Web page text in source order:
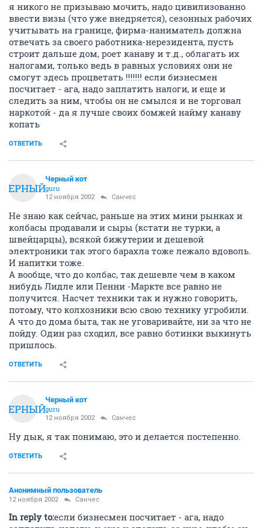
я никого не призываю мочить, надо цивилизованно
ввести визы (что уже внедряется), сезонных рабочих
учитывать на границе, фирма-наниматель должна
отвечать за своего работника-нерезидента, пусть
строит дальше дом, роет канаву и т.д., облагать их
налогами, только ведь в равных условиях они не
смогут здесь процветать !!!!!!! если бизнесмен
посчитает - ага, надо заплатить налоги, и еще и
следить за ним, чтобы он не смылся и не торговал
наркотой - да я лучше своих бомжей найму канаву
копать
ОТВЕТИТЬ
ЧЕРНЫЙ
Черный кот
guru
12 ноября 2002 Санчес
Не знаю как сейчас, раньше на этих мини рынках и
колбасы продавали и сыры (кстати не турки, а
швейцарцы), всякой бижутерии и дешевой
электроники так этого барахла тоже лежало вдоволь.
И напитки тоже.
А вообще, что до колбас, так дешевле чем в каком
нибудь Лидле или Пенни -Маркте все равно не
получится. Насчет техники так и нужно говорить,
потому, что колхозники всю свою технику угробили.
А что до дома быта, так не уговаривайте, ни за что не
пойду. Один раз сходил, все равно ботинки выкинуть
пришлось.
ОТВЕТИТЬ
ЧЕРНЫЙ
Черный кот
guru
12 ноября 2002 Санчес
Ну дык, я так понимаю, это и делается постепенно.
ОТВЕТИТЬ
Анонимный пользователь
12 ноября 2002 Санчес
In reply to:если бизнесмен посчитает - ага, надо